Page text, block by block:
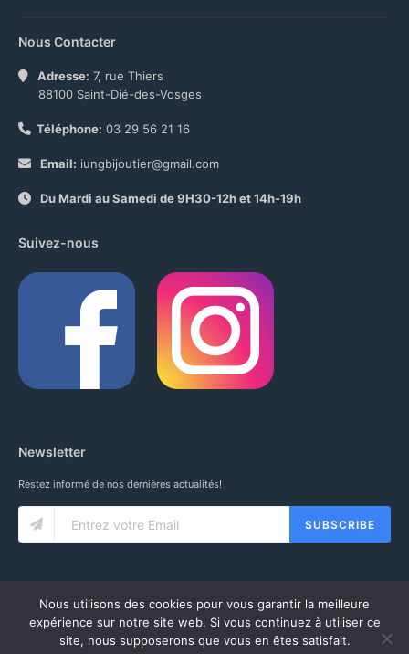
Nous Contacter
Adresse: 7, rue Thiers
88100 Saint-Dié-des-Vosges
Téléphone: 03 29 56 21 16
Email: iungbijoutier@gmail.com
Du Mardi au Samedi de 9H30-12h et 14h-19h
Suivez-nous
Newsletter
Restez informé de nos dernières actualités!
SUBSCRIBE
© 2020 IUNG SARL. ALL RIGHTS RESERVED.CGV -MENTIONS LÉGALES-
Nous utilisons des cookies pour vous garantir la meilleure
expérience sur notre site web. Si vous continuez à utiliser ce
site, nous supposerons que vous en êtes satisfait.